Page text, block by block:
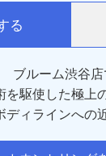
る
ブルーム渋谷店
を駆使した極上
ディラインへの